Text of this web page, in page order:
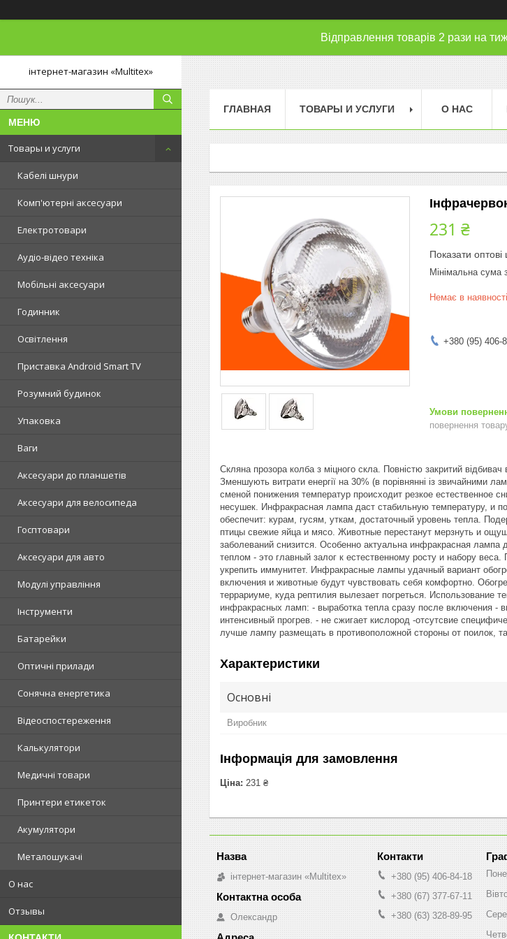
Відправлення товарів 2 рази на
інтернет-магазин «Multitex»
Товары и услуги
Кабелі шнури
Комп'ютерні аксесуари
Електротовари
Аудіо-відео техніка
Мобільні аксесуари
Годинник
Освітлення
Приставка Android Smart TV
Розумний будинок
Упаковка
Ваги
Аксесуари до планшетів
Аксесуари для велосипеда
Госптовари
Аксесуари для авто
Модулі управління
Інструменти
Батарейки
Оптичні прилади
Сонячна енергетика
Відеоспостереження
Калькулятори
Медичні товари
Принтери етикеток
Акумулятори
Металошукачі
О нас
Отзывы
ГЛАВНАЯ ТОВАРЫ И УСЛУГИ О НАС
231 ₴
Показати оптові
Мінімальна сума
Немає в наявності
+380 (95) 406-
повернення
Скляна прозора колба з міцного скла. Повністю закритий
Зменшують витрати енергії на 30% (в порівнянні із звичайними
сменой понижения температур происходит резкое естественное
несушек. Инфракрасная лампа даст стабильную температуру, и
обеспечит: курам, гусям, уткам, достаточный уровень тепла.
птицы свежие яйца и мясо. Животные перестанут мерзнуть и
заболеваний снизится. Особенно актуальна инфракрасная
теплом - это главный залог к естественному росту и набору
укрепить иммунитет. Инфракрасные лампы удачный вариант
включения и животные будут чувствовать себя комфортно.
террариуме, куда рептилия вылезает погреться. Использование
инфракрасных ламп: - выработка тепла сразу после включения -
интенсивный прогрев. - не сжигает кислород -отсутсвие
лучше лампу размещать в противоположной стороны от поилок,
Характеристики
Основні
Виробник
Інформація для замовлення
Ціна: 231 ₴
інтернет-магазин «Multitex»
Олександр
+380 (95) 406-84-18
+380 (67) 377-67-11
+380 (63) 328-89-95